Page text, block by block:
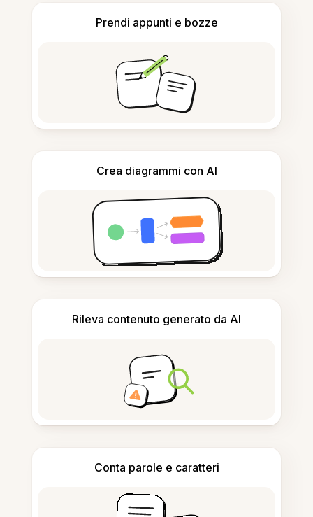
Prendi appunti e bozze
Crea diagrammi con AI
Rileva contenuto generato da AI
Conta parole e caratteri